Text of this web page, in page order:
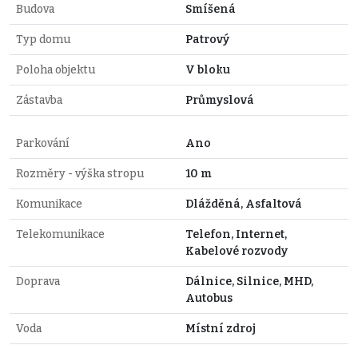
Budova Smíšená
Typ domu Patrový
Poloha objektu V bloku
Zástavba Průmyslová
Parkování Ano
Rozměry - výška stropu 10 m
Komunikace Dlážděná, Asfaltová
Telekomunikace
Telefon, Internet,
Kabelové rozvody
Doprava
Dálnice, Silnice, MHD,
Autobus
Voda Místní zdroj